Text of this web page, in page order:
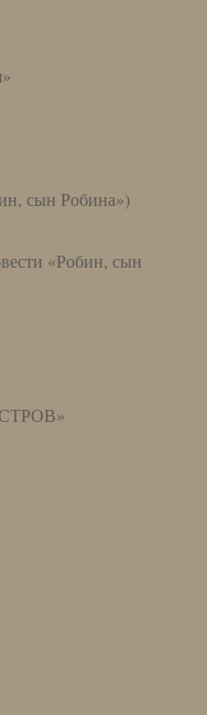
сын Робина»)
«Робин, сын